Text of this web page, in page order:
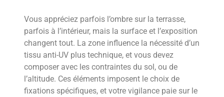
Vous appréciez parfois l’ombre sur la terrasse,
parfois à l’intérieur, mais la surface et l’exposition
changent tout. La zone influence la nécessité d’un
tissu anti-UV plus technique, et vous devez
composer avec les contraintes du sol, ou de
l’altitude. Ces éléments imposent le choix de
fixations spécifiques, et votre vigilance paie sur le